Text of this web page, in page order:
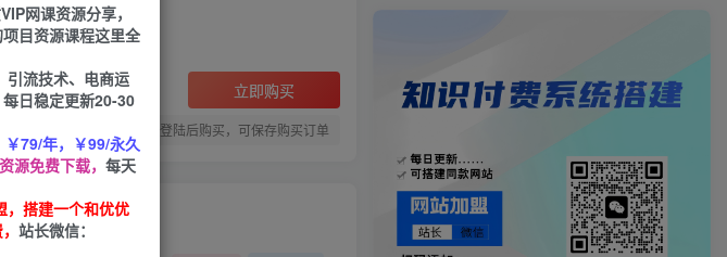
立即购买
您当前未登录！建议登陆后购买，可保存购买订单
网课资源分享，
目资源课程这里全
引流技术、电商运
日稳定更新20-30
￥79/年，￥99/永久
源免费下载， 每天
，搭建一个和优优
站长微信：